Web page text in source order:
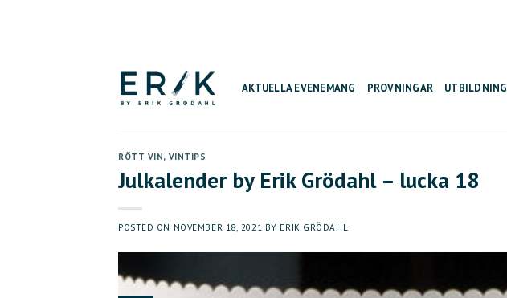
AKTUELLA EVENEMANG PROVNINGAR UTBILDNING
RÖTT VIN, VINTIPS
Julkalender by Erik Grödahl – lucka 18
POSTED ON NOVEMBER 18, 2021 BY ERIK GRÖDAHL